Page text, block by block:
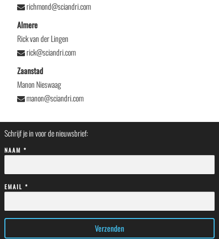
richmond@sciandri.com
Almere
Rick van der Lingen
rick@sciandri.com
Zaanstad
Manon Nieswaag
manon@sciandri.com
Schrijf je in voor de nieuwsbrief:
NAAM *
EMAIL *